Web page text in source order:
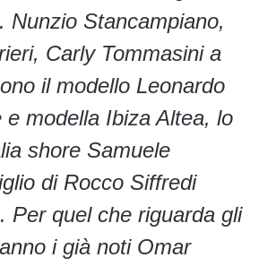
Nunzio Stancampiano,
Carly Tommasini a
il modello Leonardo
e modella Ibiza Altea, lo
shore Samuele
di Rocco Siffredi
Per quel che riguarda gli
i già noti Omar